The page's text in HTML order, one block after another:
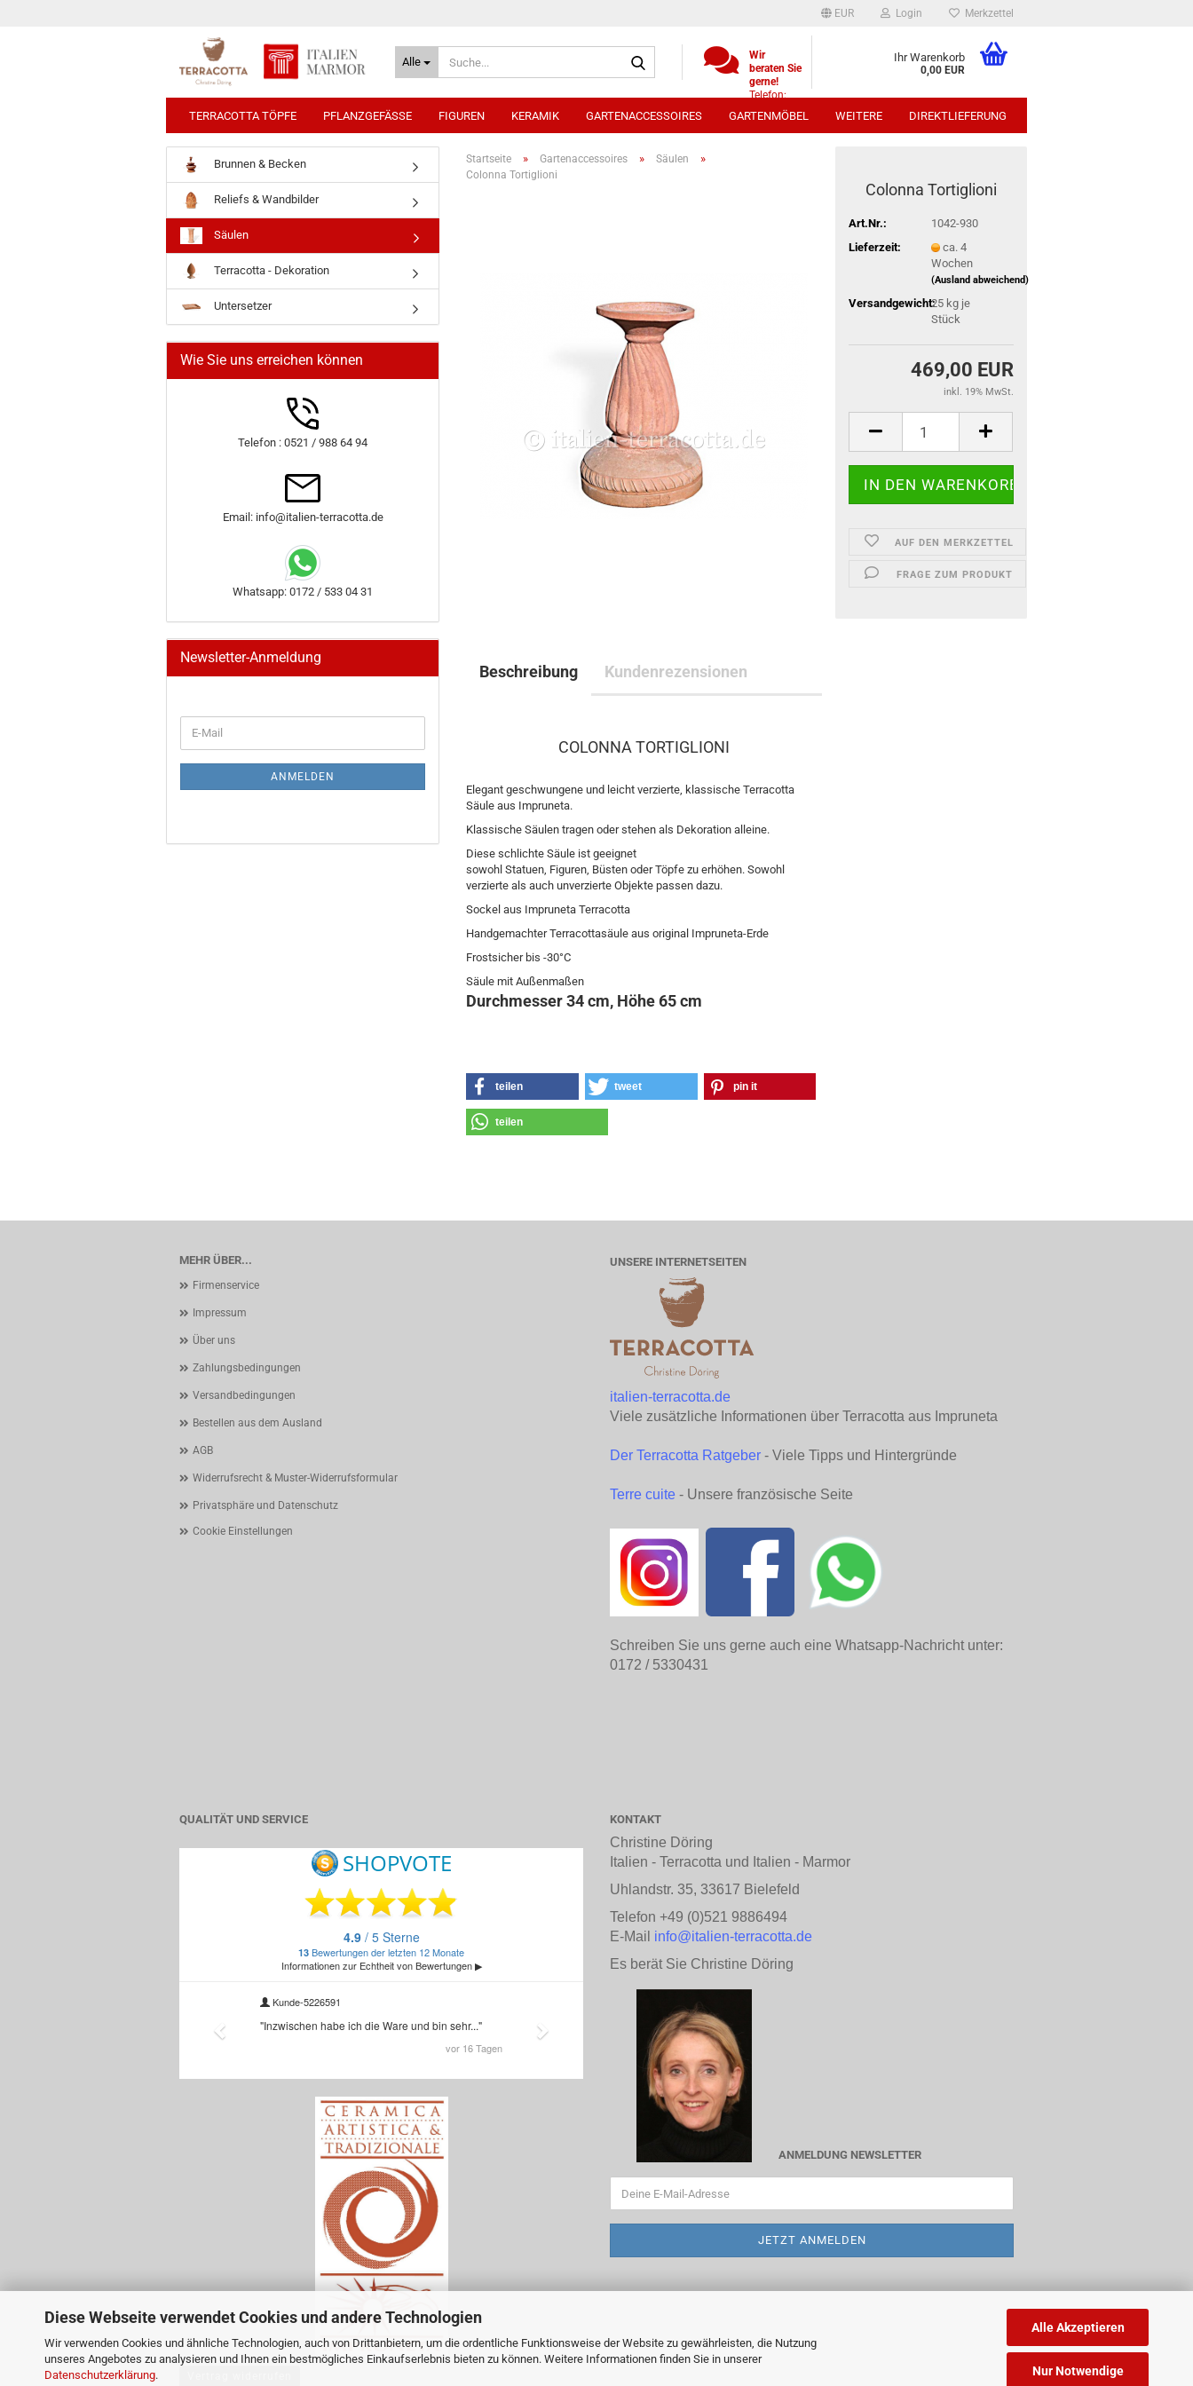
Diese Webseite verwendet Cookies und andere Technologien
Wir verwenden Cookies und ähnliche Technologien, auch von Drittanbietern, um die ordentliche Funktionsweise der Website zu gewährleisten, die Nutzung
unseres Angebotes zu analysieren und Ihnen ein bestmögliches Einkaufserlebnis bieten zu können. Weitere Informationen finden Sie in unserer
Datenschutzerklärung.
Alle Akzeptieren
Nur Notwendige
EUR Login Merkzettel
Alle
Wir
beraten Sie
gerne!
Telefon:
(0)521
9886494
Ihr Warenkorb
0,00 EUR
TERRACOTTA TÖPFE PFLANZGEFÄSSE FIGUREN KERAMIK GARTENACCESSOIRES GARTENMÖBEL DIREKTLIEFERUNG
WEITERE
Startseite » Gartenaccessoires » Säulen »
Colonna Tortiglioni
Colonna Tortiglioni
Art.Nr.:
1042-930
Lieferzeit:
ca. 4
Wochen
(Ausland abweichend)
Versandgewicht:25kg je
Stück
469,00 EUR
inkl. 19% MwSt.
AUF DEN MERKZETTEL
FRAGE ZUM PRODUKT
Beschreibung Kundenrezensionen
COLONNA TORTIGLIONI
Elegant geschwungene und leicht verzierte, klassische Terracotta
Säule aus Impruneta.
Klassische Säulen tragen oder stehen als Dekoration alleine.
Diese schlichte Säule ist geeignet
sowohl Statuen, Figuren, Büsten oder Töpfe zu erhöhen. Sowohl
verzierte als auch unverzierte Objekte passen dazu.
Sockel aus Impruneta Terracotta
Handgemachter Terracottasäule aus original Impruneta-Erde
Frostsicher bis -30°C
Säule mit Außenmaßen
Durchmesser 34 cm, Höhe 65 cm
teilen tweet pin it
teilen
Brunnen & Becken
Reliefs & Wandbilder
Säulen
Terracotta - Dekoration
Untersetzer
Wie Sie uns erreichen können
Telefon : 0521 / 988 64 94
Email: info@italien-terracotta.de
Whatsapp: 0172 / 533 04 31
Newsletter-Anmeldung
ZUR
NEWSLETTER-
E-
Mail
ANMELDEN
MEHR ÜBER...
Firmenservice
Impressum
Über uns
Zahlungsbedingungen
Versandbedingungen
Bestellen aus dem Ausland
AGB
Widerrufsrecht & Muster-Widerrufsformular
Privatsphäre und Datenschutz
Cookie Einstellungen
UNSERE INTERNETSEITEN
italien-terracotta.de
Viele zusätzliche Informationen über Terracotta aus Impruneta
Der Terracotta Ratgeber - Viele Tipps und Hintergründe
Terre cuite - Unsere französische Seite
Schreiben Sie uns gerne auch eine Whatsapp-Nachricht unter:
0172 / 5330431
QUALITÄT UND SERVICE KONTAKT
Christine Döring
Italien - Terracotta und Italien - Marmor
Uhlandstr. 35, 33617 Bielefeld
Telefon +49 (0)521 9886494
E-Mail info@italien-terracotta.de
Es berät Sie Christine Döring
ANMELDUNG NEWSLETTER